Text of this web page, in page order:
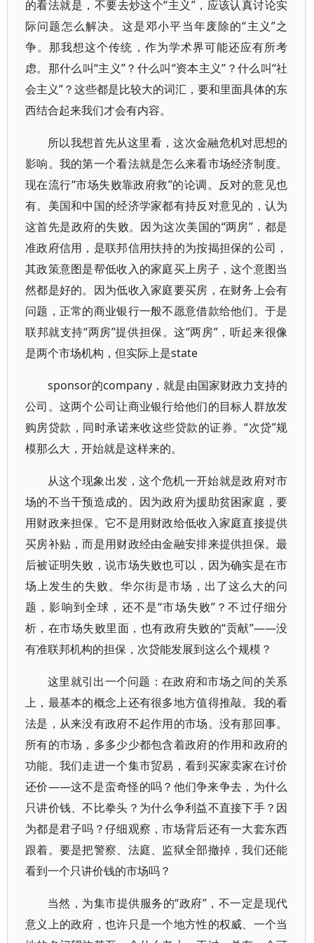
的看法就是，不要去炒这个“主义”，应该认真讨论实
际问题怎么解决。这是邓小平当年废除的“主义”之
争。那我想这个传统，作为学术界可能还应有所考
虑。那什么叫“主义”？什么叫“资本主义”？什么叫“社
会主义”？这些都是比较大的词汇，要和里面具体的东
西结合起来我们才会有内容。
所以我想首先从这里看，这次金融危机对思想的
影响。我的第一个看法就是怎么来看市场经济制度。
现在流行“市场失败靠政府救”的论调。反对的意见也
有。美国和中国的经济学家都有持反对意见的，认为
这首先是政府的失败。因为这次美国的“两房”，都是
准政府信用，是联邦信用扶持的为按揭担保的公司，
其政策意图是帮低收入的家庭买上房子，这个意图当
然都是好的。因为低收入家庭要买房，在财务上会有
问题，正常的商业银行一般不愿意借款给他们。于是
联邦就支持“两房”提供担保。这“两房”，听起来很像
是两个市场机构，但实际上是state
sponsor的company，就是由国家财政力支持的
公司。这两个公司让商业银行给他们的目标人群放发
购房贷款，同时承诺来收这些贷款的证券。“次贷”规
模那么大，开始就是这样来的。
从这个现象出发，这个危机一开始就是政府对市
场的不当干预造成的。因为政府为援助贫困家庭，要
用财政来担保。它不是用财政给低收入家庭直接提供
买房补贴，而是用财政经由金融安排来提供担保。最
后被证明失败，说市场失败也可以，因为确实是在市
场上发生的失败。华尔街是市场，出了这么大的问
题，影响到全球，还不是“市场失败”？不过仔细分
析，在市场失败里面，也有政府失败的“贡献”——没
有准联邦机构的担保，次贷能发展到这么个规模？
这里就引出一个问题：在政府和市场之间的关系
上，最基本的概念上还有很多地方值得推敲。我的看
法是，从来没有政府不起作用的市场。没有那回事。
所有的市场，多多少少都包含着政府的作用和政府的
功能。我们走进一个集市贸易，看到买家卖家在讨价
还价——这不是蛮奇怪的吗？他们争来争去，为什么
只讲价钱、不比拳头？为什么争利益不直接下手？因
为都是君子吗？仔细观察，市场背后还有一大套东西
跟着。要是把警察、法庭、监狱全部撤掉，我们还能
看到一个只讲价钱的市场吗？
当然，为集市提供服务的“政府”，不一定是现代
意义上的政府，也许只是一个地方性的权威、一个当